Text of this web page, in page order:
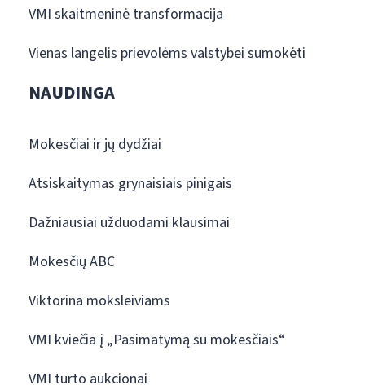
VMI skaitmeninė transformacija
Vienas langelis prievolėms valstybei sumokėti
NAUDINGA
Mokesčiai ir jų dydžiai
Atsiskaitymas grynaisiais pinigais
Dažniausiai užduodami klausimai
Mokesčių ABC
Viktorina moksleiviams
VMI kviečia į „Pasimatymą su mokesčiais“
VMI turto aukcionai